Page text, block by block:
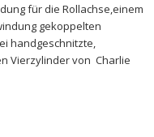
für die‍ Rollachse,einem
gekoppelten​
handgeschnitzte,
Vierzylindervon ‍ Charlie